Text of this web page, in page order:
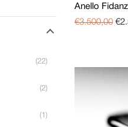
(22)
(2)
(1)
Anello
€3.500,00 €